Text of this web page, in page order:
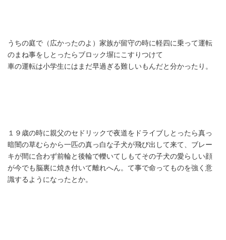
うちの庭で（広かったのよ）家族が留守の時に軽四に乗って運転
のまね事をしとったらブロック塀にこすりつけて
車の運転は小学生にはまだ早過ぎる難しいもんだと分かったり。
１９歳の時に親父のセドリックで夜道をドライブしとったら真っ
暗闇の草むらから一匹の真っ白な子犬が飛び出して来て、ブレー
キが間に合わず前輪と後輪で轢いてしもてその子犬の愛らしい顔
が今でも脳裏に焼き付いて離れへん。て事で命ってものを強く意
識するようになったとか。